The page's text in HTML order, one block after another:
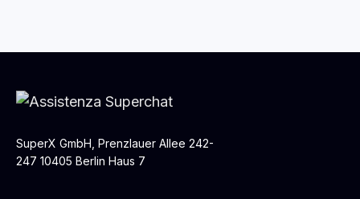
SuperX GmbH, Prenzlauer Allee 242-
247 10405 Berlin Haus 7